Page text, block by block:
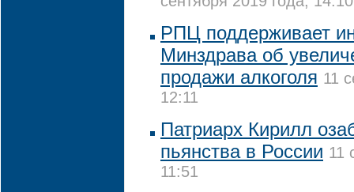
РПЦ поддерживает
Минздрава об
продажи алкоголя 11
12:11
Патриарх Кирилл
пьянства в России 11
11:51